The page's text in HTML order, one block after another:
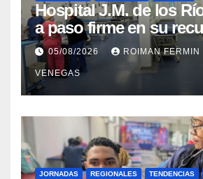
Hospital J.M. de los
a paso firme en su
tras los recientes
sísmicos
05/08/2026 ROIMAN FERMIN
VENEGAS
JORNADAS REGIONALES TENDENCIAS